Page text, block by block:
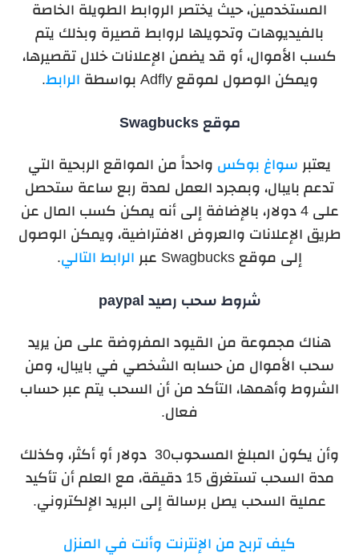
المستخدمين، حيث يختصر الروابط الطويلة الخاصة
بالفيديوهات وتحويلها لروابط قصيرة وبذلك يتم
كسب الأموال، أو قد يضمن الإعلانات خلال تقصيرها،
ويمكن الوصول لموقع Adfly بواسطة
الرابط.
موقع Swagbucks
يعتبر سواغ بوكس واحداً من المواقع الربحية التي
تدعم بايبال، وبمجرد العمل لمدة ربع ساعة ستحصل
على 4 دولار، بالإضافة إلى أنه يمكن كسب المال عن
طريق الإعلانات والعروض الافتراضية، ويمكن الوصول
إلى موقع Swagbucks عبر
الرابط التالي.
شروط سحب رصيد paypal
هناك مجموعة من القيود المفروضة على من يريد
سحب الأموال من حسابه الشخصي في بايبال، ومن
الشروط وأهمها، التأكد من أن السحب يتم عبر حساب
فعال.
وأن يكون المبلغ المسحوب30 دولار أو أكثر، وكذلك
مدة السحب تستغرق 15 دقيقة، مع العلم أن تأكيد
عملية السحب يصل برسالة إلى البريد الإلكتروني.
كيف تربح من الإنترنت وأنت في المنزل